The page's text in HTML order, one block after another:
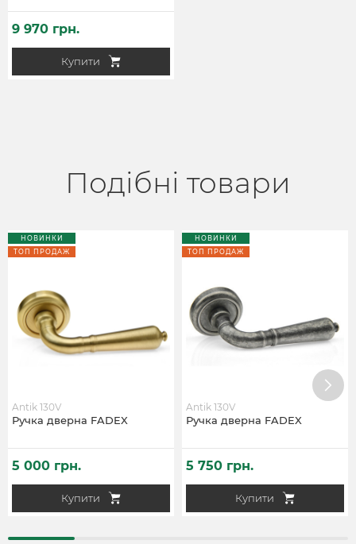
Купити
9 970 грн.
Подібні товари
НОВИНКИ
ТОП ПРОДАЖ
Ручка дверна FADEX
Antik 130V
Купити
5 000 грн.
НОВИНКИ
ТОП ПРОДАЖ
Ручка дверна FADEX
Antik 130V
Купити
5 750 грн.